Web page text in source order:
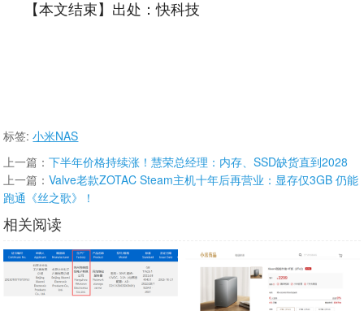
【本文结束】出处：快科技
标签:小米NAS
上一篇：下半年价格持续涨！慧荣总经理：内存、SSD缺货直到2028
上一篇：Valve老款ZOTAC Steam主机十年后再营业：显存仅3GB 仍能
跑通《丝之歌》！
相关阅读